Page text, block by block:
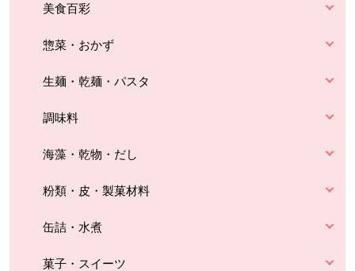
美食百彩
惣菜・おかず
生麺・乾麺・パスタ
調味料
海藻・乾物・だし
粉類・皮・製菓材料
缶詰・水煮
菓子・スイーツ